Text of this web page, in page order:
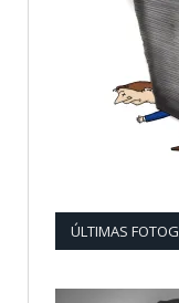
ÚLTIMAS